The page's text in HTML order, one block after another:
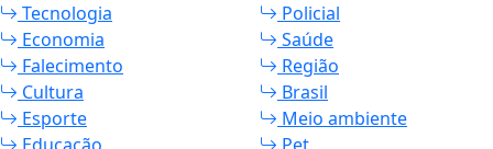
Tecnologia
Policial
Economia
Saúde
Falecimento
Região
Cultura
Brasil
Esporte
Meio ambiente